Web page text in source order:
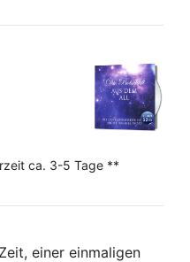
ca. 3-5 Tage **
einer einmaligen